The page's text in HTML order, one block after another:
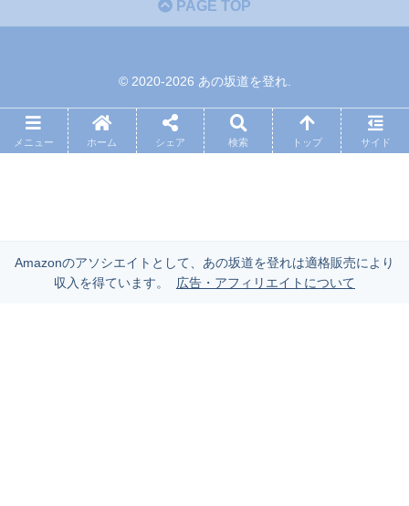
PAGE TOP
© 2020-2026 あの坂道を登れ.
メニュー ホーム シェア 検索 トップ サイド
Amazonのアソシエイトとして、あの坂道を登れは適格販売により
収入を得ています。
広告・アフィリエイトについて